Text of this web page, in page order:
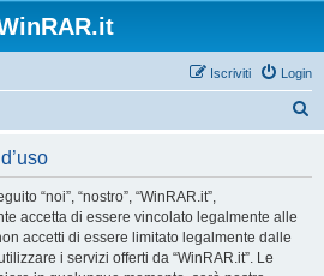
Login
Iscriviti
“noi”, “nostro”, “WinRAR.it”,
accetta di essere vincolato legalmente alle
accetti di essere limitato legalmente dalle
i servizi offerti da “WinRAR.it”. Le